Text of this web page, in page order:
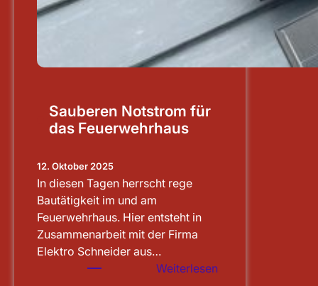
Sauberen Notstrom für
das Feuerwehrhaus
12. Oktober 2025
In diesen Tagen herrscht rege
Bautätigkeit im und am
Feuerwehrhaus. Hier entsteht in
Zusammenarbeit mit der Firma
Elektro Schneider aus…
Weiterlesen